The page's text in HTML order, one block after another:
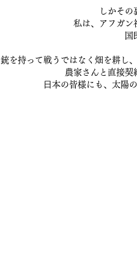
しかその
私は、アフガン
国
銃を持って戦うではなく畑を耕し
農家さんと直接契
⽇本の皆様にも、太陽